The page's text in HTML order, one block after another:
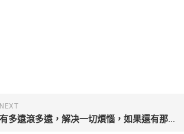
NEXT
有多遠滾多遠，解决一切煩惱，如果還有那就再玩一次